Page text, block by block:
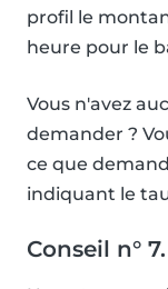
profil le
heure pour le
Vous n'avez
demander ?
ce que
indiquant le
Conseil n°